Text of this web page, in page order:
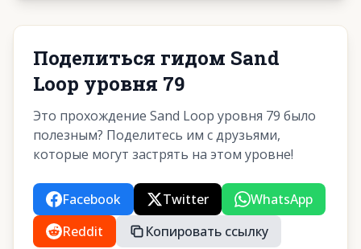
Поделиться гидом Sand
Loop уровня 79
Это прохождение Sand Loop уровня 79 было
полезным? Поделитесь им с друзьями,
которые могут застрять на этом уровне!
Facebook Twitter
WhatsApp
Reddit
Копировать ссылку